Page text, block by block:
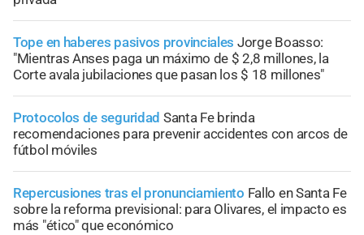
Tope en haberes pasivos provinciales Jorge Boasso:
"Mientras Anses paga un máximo de $ 2,8 millones, la
Corte avala jubilaciones que pasan los $ 18 millones"
Protocolos de seguridad Santa Fe brinda
recomendaciones para prevenir accidentes con arcos de
fútbol móviles
Repercusiones tras el pronunciamiento Fallo en Santa Fe
sobre la reforma previsional: para Olivares, el impacto es
más "ético" que económico